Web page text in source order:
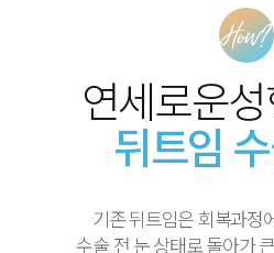
연세로운
뒤트임
기존 뒤트임은 회복과정
수술 전 눈 상태로 돌아가